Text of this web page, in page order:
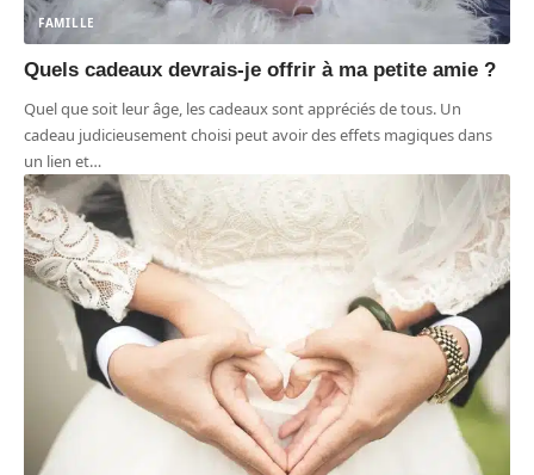
FAMILLE
Quels cadeaux devrais-je offrir à ma petite amie ?
Quel que soit leur âge, les cadeaux sont appréciés de tous. Un
cadeau judicieusement choisi peut avoir des effets magiques dans
un lien et…